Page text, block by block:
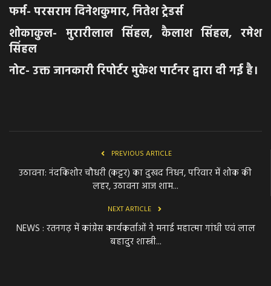
फर्म- परसराम दिनेशकुमार, नितेश ट्रेडर्स
शोकाकुल- मुरारीलाल सिंहल, कैलाश सिंहल, रमेश
सिंहल
नोट- उक्त जानकारी रिपोर्टर मुकेश पार्टनर द्वारा दी गई है।
PREVIOUS ARTICLE
उठावना: नंदकिशोर चौधरी (कट्टर) का दुखद निधन, परिवार में शोक की
लहर, उठावना आज शाम...
NEXT ARTICLE
NEWS : रतनगढ़ में कांग्रेस कार्यकर्ताओं ने मनाई महात्मा गांधी एवं लाल
बहादुर शास्त्री...